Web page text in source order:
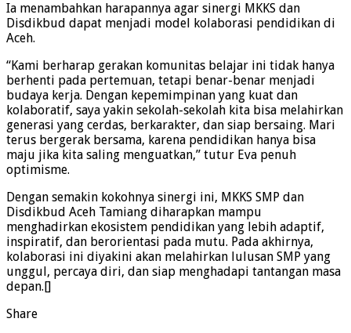
Ia menambahkan harapannya agar sinergi MKKS dan
Disdikbud dapat menjadi model kolaborasi pendidikan di
Aceh.
“Kami berharap gerakan komunitas belajar ini tidak hanya
berhenti pada pertemuan, tetapi benar-benar menjadi
budaya kerja. Dengan kepemimpinan yang kuat dan
kolaboratif, saya yakin sekolah-sekolah kita bisa melahirkan
generasi yang cerdas, berkarakter, dan siap bersaing. Mari
terus bergerak bersama, karena pendidikan hanya bisa
maju jika kita saling menguatkan,” tutur Eva penuh
optimisme.
Dengan semakin kokohnya sinergi ini, MKKS SMP dan
Disdikbud Aceh Tamiang diharapkan mampu
menghadirkan ekosistem pendidikan yang lebih adaptif,
inspiratif, dan berorientasi pada mutu. Pada akhirnya,
kolaborasi ini diyakini akan melahirkan lulusan SMP yang
unggul, percaya diri, dan siap menghadapi tantangan masa
depan.[]
Share